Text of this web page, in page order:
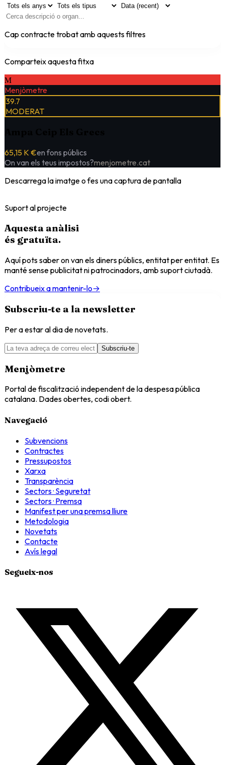
Cap contracte trobat amb aquests filtres
Comparteix aquesta fitxa
M
Menjòmetre
39.7
MODERAT
65,15 K €en fons públics
On van els teus impostos?menjometre.cat
Descarrega la imatge o fes una captura de pantalla
Suport al projecte
Aquesta anàlisi
és gratuïta.
Aquí pots saber on van els diners públics, entitat per entitat. Es
manté sense publicitat ni patrocinadors, amb suport ciutadà.
Contribueix a mantenir-lo→
Subscriu-te a la newsletter
Per a estar al dia de novetats.
Subscriu-te
Menjòmetre
Portal de fiscalització independent de la despesa pública
catalana. Dades obertes, codi obert.
Navegació
Subvencions
Contractes
Pressupostos
Xarxa
Transparència
Sectors · Seguretat
Sectors · Premsa
Manifest per una premsa lliure
Metodologia
Novetats
Contacte
Avís legal
Segueix-nos